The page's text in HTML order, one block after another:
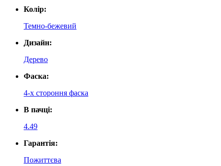
Колір:
Темно-бежевий
Дизайн:
Дерево
Фаска:
4-х стороння фаска
В пачці:
4.49
Гарантія:
Пожиттєва